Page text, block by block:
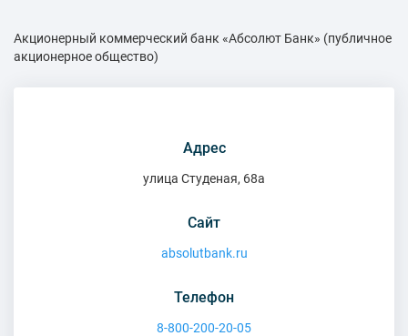
Акционерный коммерческий банк «Абсолют Банк» (публичное
акционерное общество)
Адрес
улица Студеная, 68а
Сайт
absolutbank.ru
Телефон
8-800-200-20-05